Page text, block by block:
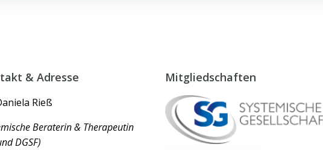
& Adresse
Rieß
Beraterin & Therapeutin
DGSF)
Mitgliedschaften